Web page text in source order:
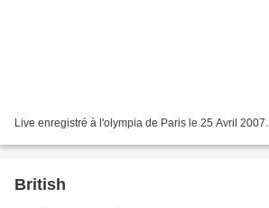
Live enregistré à l'olympia de Paris le 25 Avril 2007.
British